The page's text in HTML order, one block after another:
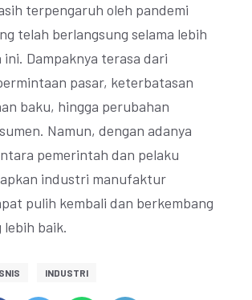
terpengaruh oleh pandemi
telah berlangsung selama lebih
Dampaknya terasa dari
pasar, keterbatasan
baku, hingga perubahan
Namun, dengan adanya
pemerintah dan pelaku
industri manufaktur
pulih kembali dan berkembang
lebih baik.
INDUSTRI